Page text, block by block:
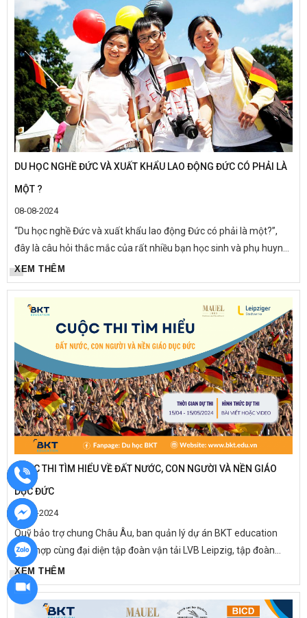
DU HỌC NGHỀ ĐỨC VÀ XUẤT KHẨU LAO ĐỘNG ĐỨC CÓ PHẢI LÀ
MỘT ?
08-08-2024
“Du học nghề Đức và xuất khẩu lao động Đức có phải là một?”,
đây là câu hỏi thắc mắc của rất nhiều bạn học sinh và phụ huynh
khi mới tìm hiểu về chương trình du học nghề tại Đức. Hãy...
XEM THÊM
CUỘC THI TÌM HIỂU VỀ ĐẤT NƯỚC, CON NGƯỜI VÀ NỀN GIÁO
DỤC ĐỨC
21-04-2024
Quỹ bảo trợ chung Châu Âu, ban quản lý dự án BKT education
phối hợp cùng đại diện tập đoàn vận tải LVB Leipzig, tập đoàn
bánh Manual 1889 chính thức phát động Cuộc thi “ Tìm hiểu đất...
XEM THÊM